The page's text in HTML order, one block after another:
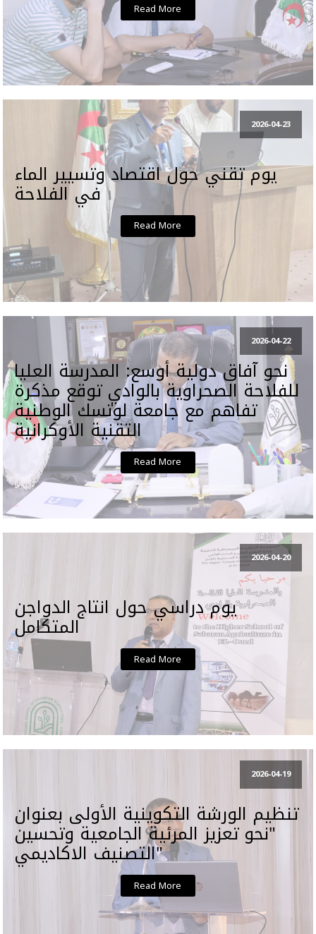
Read More
2026-04-23
يوم تقني حول اقتصاد وتسيير الماء
في الفلاحة
Read More
2026-04-22
نحو آفاق دولية أوسع: المدرسة العليا
للفلاحة الصحراوية بالوادي توقع مذكرة
تفاهم مع جامعة لوتسك الوطنية
التقنية الأوكرانية
Read More
2026-04-20
يوم دراسي حول انتاج الدواجن
المتكامل
Read More
2026-04-19
تنظيم الورشة التكوينية الأولى بعنوان
"نحو تعزيز المرئية الجامعية وتحسين
التصنيف الاكاديمي"
Read More